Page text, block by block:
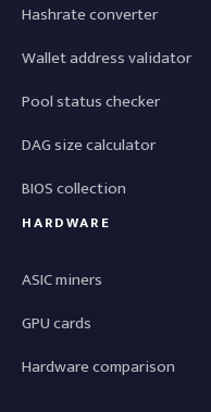
Hashrate converter
Wallet address validator
Pool status checker
DAG size calculator
BIOS collection
HARDWARE
ASIC miners
GPU cards
Hardware comparison